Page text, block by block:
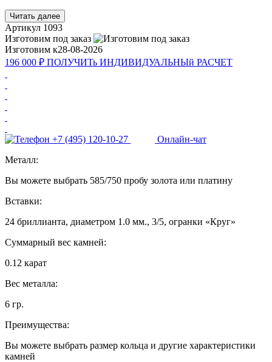
Читать далее
Артикул 1093
Изготовим под заказ
Изготовим к28-08-2026
196 000 ₽ ПОЛУЧИТь ИНДИВИДУАЛЬНЫй РАСЧЕТ
+7 (495) 120-10-27
Онлайн-чат
Металл:
Вы можете выбрать 585/750 пробу золота или платину
Вставки:
24 бриллианта, диаметром 1.0 мм., 3/5, огранки «Круг»
Суммарный вес камней:
0.12 карат
Вес металла:
6 гр.
Преимущества:
Вы можете выбрать размер кольца и другие характеристики
камней